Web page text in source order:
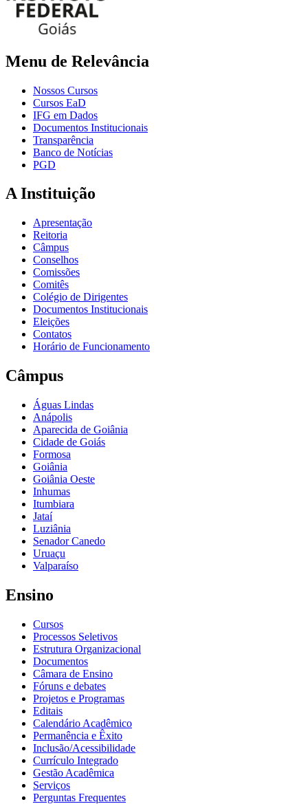
Menu de Relevância
Nossos Cursos
Cursos EaD
IFG em Dados
Documentos Institucionais
Transparência
Banco de Notícias
PGD
A Instituição
Apresentação
Reitoria
Câmpus
Conselhos
Comissões
Comitês
Colégio de Dirigentes
Documentos Institucionais
Eleições
Contatos
Horário de Funcionamento
Câmpus
Águas Lindas
Anápolis
Aparecida de Goiânia
Cidade de Goiás
Formosa
Goiânia
Goiânia Oeste
Inhumas
Itumbiara
Jataí
Luziânia
Senador Canedo
Uruaçu
Valparaíso
Ensino
Cursos
Processos Seletivos
Estrutura Organizacional
Documentos
Câmara de Ensino
Fóruns e debates
Projetos e Programas
Editais
Calendário Acadêmico
Permanência e Êxito
Inclusão/Acessibilidade
Currículo Integrado
Gestão Acadêmica
Serviços
Perguntas Frequentes